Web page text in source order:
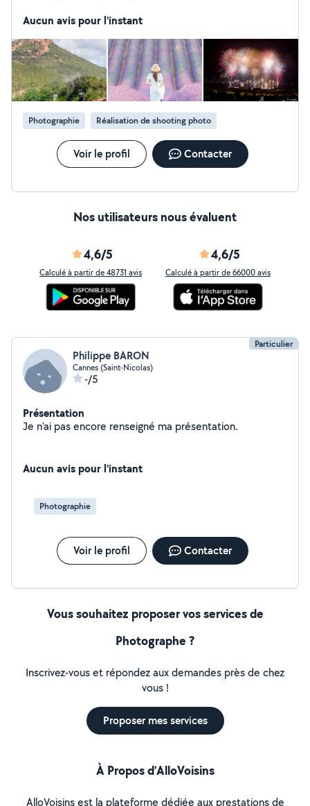
Aucun avis pour l'instant
Photographie Réalisation de shooting photo
Voir le profil Contacter
Nos utilisateurs nous évaluent
4,6/5
Calculé à partir de 48731 avis
4,6/5
Calculé à partir de 66000 avis
Particulier
Philippe BARON
Cannes (Saint-Nicolas)
-/5
Présentation
Je n'ai pas encore renseigné ma présentation.
Aucun avis pour l'instant
Photographie
Voir le profil Contacter
Vous souhaitez proposer vos services de
Photographe ?
Inscrivez-vous et répondez aux demandes près de chez
vous !
Proposer mes services
À Propos d’AlloVoisins
AlloVoisins est la plateforme dédiée aux prestations de